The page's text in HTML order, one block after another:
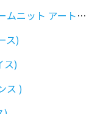
アート デ メゾン )
ス)
ス)
ス )